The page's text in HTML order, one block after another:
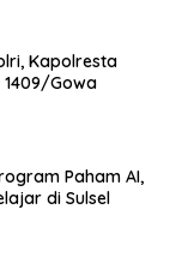
Kapolresta
Gowa
Paham AI,
di Sulsel